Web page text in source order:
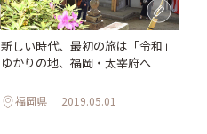
新しい時代、最初の旅は「令和」
ゆかりの地、福岡・太宰府へ
福岡県 2019.05.01